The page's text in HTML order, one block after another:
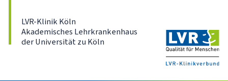
LVR-Klinik Köln
Akademisches Lehrkrankenhaus
der Universität zu Köln